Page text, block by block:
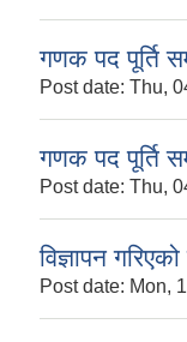
गणक पद पूर्ति
Post date: Thu,
गणक पद पूर्ति
Post date: Thu,
विज्ञापन
Post date: Mon,